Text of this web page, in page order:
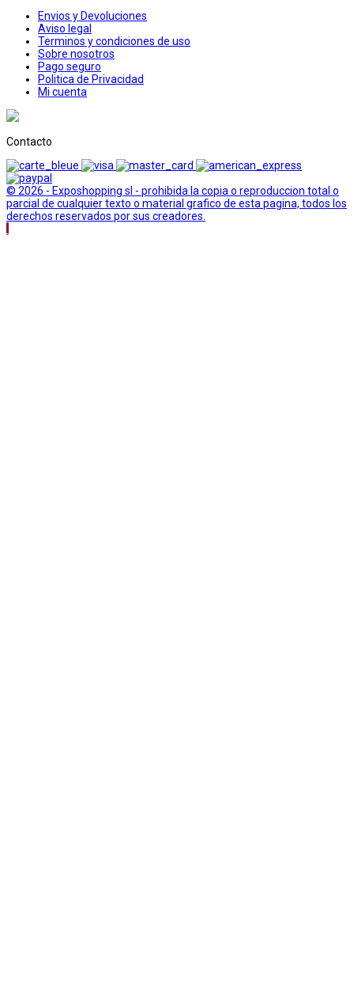
Envios y Devoluciones
Aviso legal
Terminos y condiciones de uso
Sobre nosotros
Pago seguro
Politica de Privacidad
Mi cuenta
Contacto
© 2026 - Exposhopping sl - prohibida la copia o reproduccion total o
parcial de cualquier texto o material grafico de esta pagina, todos los
derechos reservados por sus creadores.